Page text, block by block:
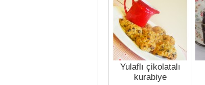
Yulaflı çikolatalı
kurabiye